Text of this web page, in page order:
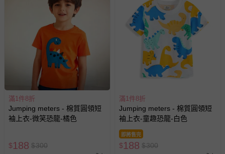
滿1件8折
Jumping meters - 棉質圓領短
袖上衣-微笑恐龍-橘色
$188 $300
滿1件8折
Jumping meters - 棉質圓領短
袖上衣-童趣恐龍-白色
即將售完
$188 $300